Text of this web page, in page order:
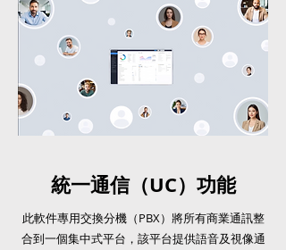
統一通信（UC）功能
此軟件專用交換分機（PBX）將所有商業通訊整
合到一個集中式平台，該平台提供語音及視像通